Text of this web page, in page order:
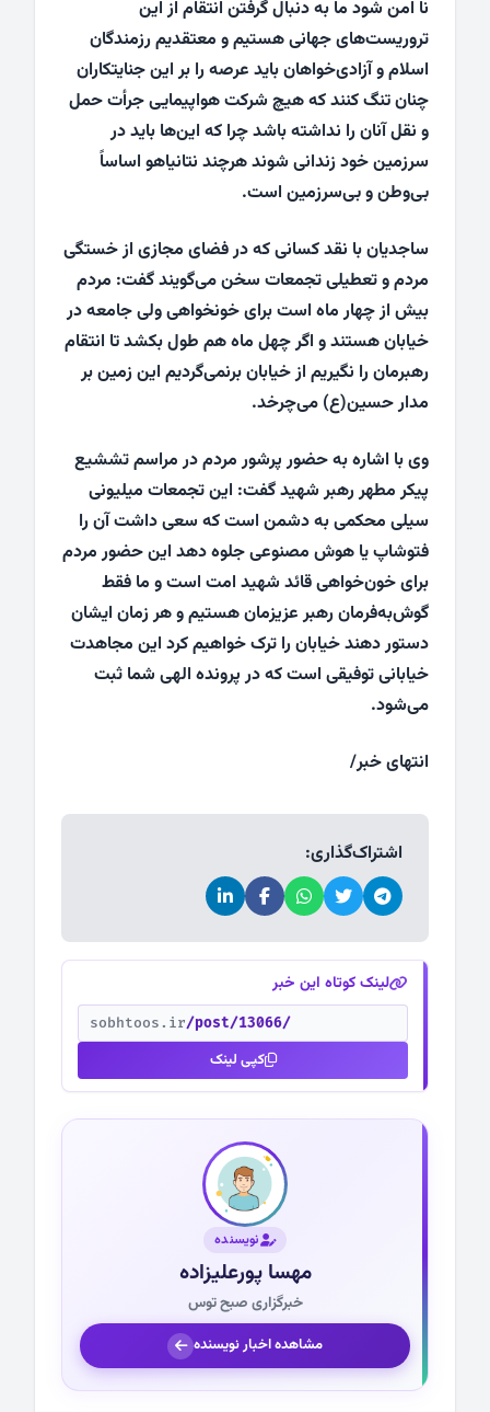
نا امن شود ما به دنبال گرفتن انتقام از این
تروریست‌های جهانی هستیم و معتقدیم رزمندگان
اسلام و آزادی‌خواهان باید عرصه را بر این جنایتکاران
چنان تنگ کنند که هیچ شرکت هواپیمایی جرأت حمل
و نقل آنان را نداشته باشد چرا که این‌ها باید در
سرزمین خود زندانی شوند هرچند نتانیاهو اساساً
بی‌وطن و بی‌سرزمین است.
ساجدیان با نقد کسانی که در فضای مجازی از خستگی
مردم و تعطیلی تجمعات سخن می‌گویند گفت: مردم
بیش از چهار ماه است برای خونخواهی ولی جامعه در
خیابان هستند و اگر چهل ماه هم طول بکشد تا انتقام
رهبرمان را نگیریم از خیابان برنمی‌گردیم این زمین بر
مدار حسین(ع) می‌چرخد.
وی با اشاره به حضور پرشور مردم در مراسم تششیع
پیکر مطهر رهبر شهید گفت: این تجمعات میلیونی
سیلی محکمی به دشمن است که سعی داشت آن را
فتوشاپ یا هوش مصنوعی جلوه دهد این حضور مردم
برای خون‌خواهی قائد شهید امت است و ما فقط
گوش‌به‌فرمان رهبر عزیزمان هستیم و هر زمان ایشان
دستور دهند خیابان را ترک خواهیم کرد این مجاهدت
خیابانی توفیقی است که در پرونده الهی شما ثبت
می‌شود.
انتهای خبر/
اشتراک‌گذاری:
لینک کوتاه این خبر
sobhtoos.ir/post/13066/
کپی لینک
نویسنده
مهسا پورعلیزاده
خبرگزاری صبح توس
مشاهده اخبار نویسنده